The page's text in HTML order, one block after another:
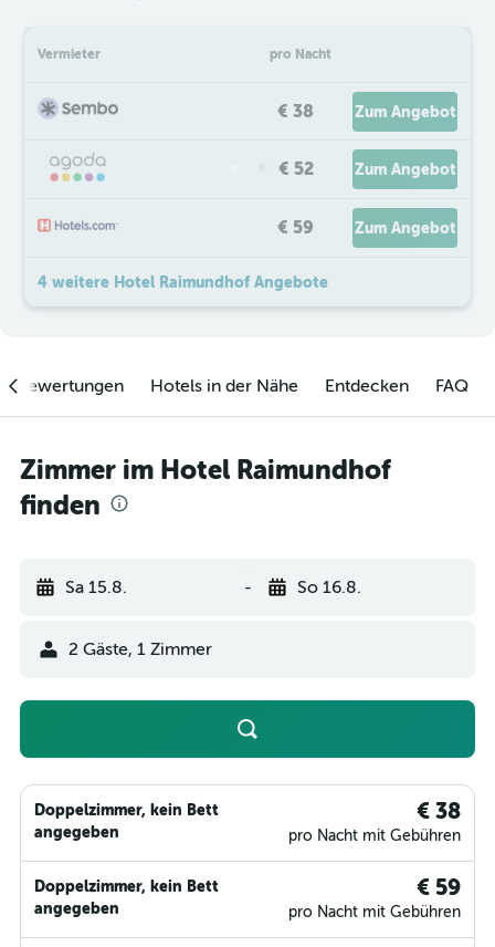
Vermieter pro Nacht
€ 38 Zum Angebot
€ 52 Zum Angebot
€ 59 Zum Angebot
4 weitere Hotel Raimundhof Angebote
Hotels in der Nähe Entdecken FAQ
Zimmer im Hotel Raimundhof
finden
Sa 15.8. - So 16.8.
2 Gäste, 1 Zimmer
Doppelzimmer, kein Bett
angegeben
€ 38
pro Nacht mit Gebühren
Doppelzimmer, kein Bett
angegeben
€ 59
pro Nacht mit Gebühren